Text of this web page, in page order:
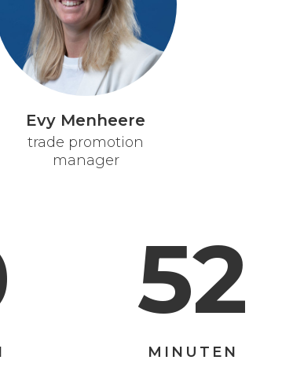
Evy Menheere
trade promotion
manager
52
MINUTEN